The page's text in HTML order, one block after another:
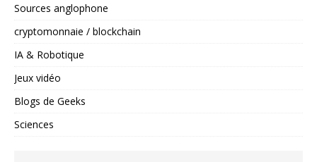
Sources anglophone
cryptomonnaie / blockchain
IA & Robotique
Jeux vidéo
Blogs de Geeks
Sciences